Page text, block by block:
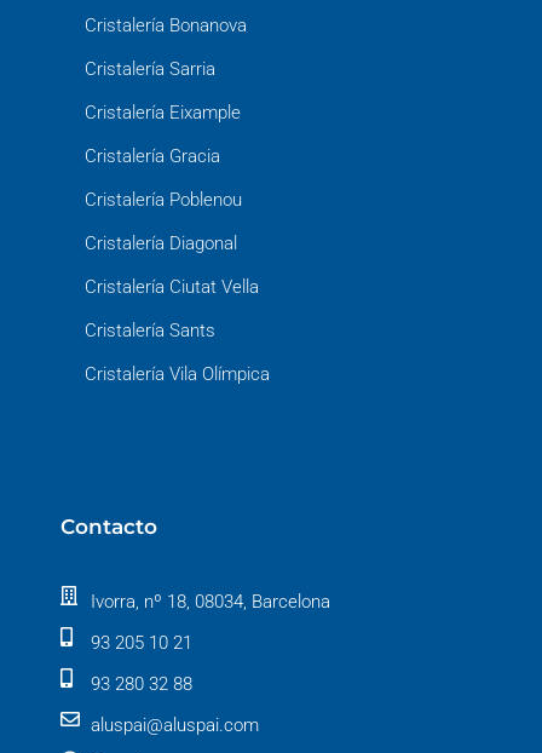
Cristalería Bonanova
Cristalería Sarria
Cristalería Eixample
Cristalería Gracia
Cristalería Poblenou
Cristalería Diagonal
Cristalería Ciutat Vella
Cristalería Sants
Cristalería Vila Olímpica
Contacto
Ivorra, nº 18, 08034, Barcelona
93 205 10 21
93 280 32 88
aluspai@aluspai.com